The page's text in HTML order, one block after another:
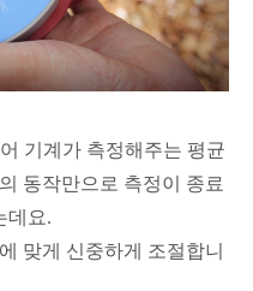
기계가 측정해주는 평균
동작만으로 측정이 종료
데요.
맞게 신중하게 조절합니